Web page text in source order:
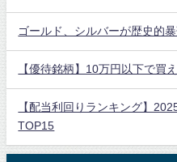
ゴールド、シルバーが歴史的
【優待銘柄】10万円以下で買
【配当利回りランキング】
TOP15